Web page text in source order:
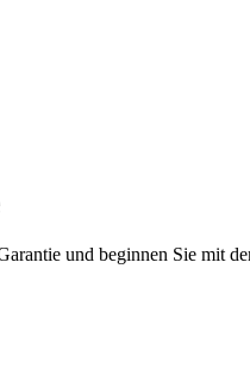
und beginnen Sie mit